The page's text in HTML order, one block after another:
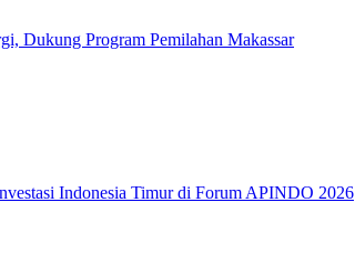
Dukung Program Pemilahan Makassar
Indonesia Timur di Forum APINDO 2026